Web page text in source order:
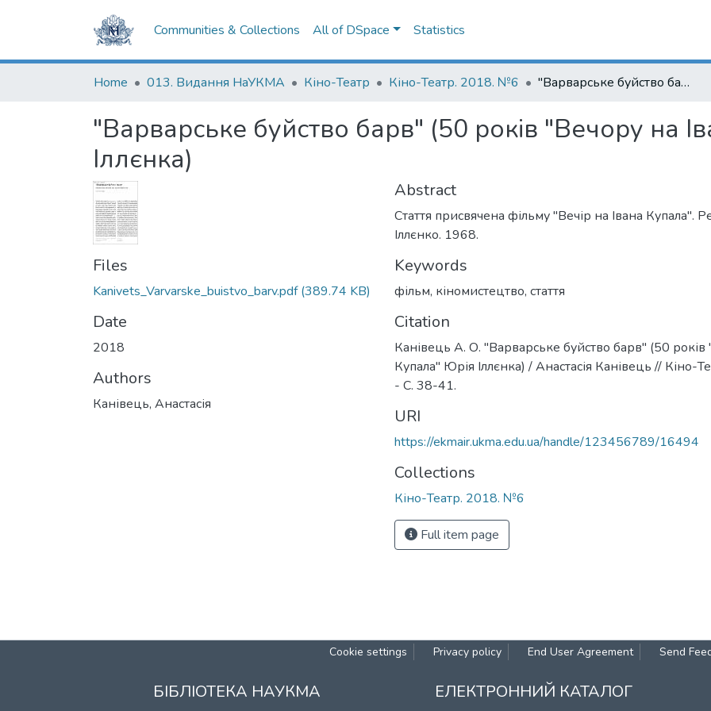
Communities & Collections All of DSpace Statistics
Home 013. Видання НаУКМА Кіно-Театр Кіно-Театр. 2018. №6 "Варварське буйство барв" (50 років "Вечору на Івана Купала" Юрія Іллєнка)
"Варварське буйство барв" (50 років "Вечору на
Іллєнка)
Files
Kanivets_Varvarske_buistvo_barv.pdf(389.74 KB)
Date
2018
Authors
Канівець, Анастасія
Abstract
Стаття присвячена фільму "Вечір на Івана Купала".
Іллєнко. 1968.
Keywords
фільм, кіномистецтво, стаття
Citation
Канівець А. О. "Варварське буйство барв" (50 років
Купала" Юрія Іллєнка) / Анастасія Канівець // Кіно-
- С. 38-41.
URI
https://ekmair.ukma.edu.ua/handle/123456789/16494
Collections
Кіно-Театр. 2018. №6
Full item page
Cookie settings Privacy policy End User Agreement Send
БІБЛІОТЕКА НАУКМА ЕЛЕКТРОННИЙ КАТАЛОГ